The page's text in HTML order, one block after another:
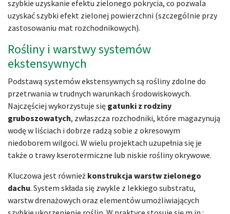
szybkie uzyskanie efektu zielonego pokrycia, co pozwala
uzyskać szybki efekt zielonej powierzchni (szczególnie przy
zastosowaniu mat rozchodnikowych).
Rośliny i warstwy systemów
ekstensywnych
Podstawą systemów ekstensywnych są rośliny zdolne do
przetrwania w trudnych warunkach środowiskowych.
Najczęściej wykorzystuje się gatunki z rodziny
gruboszowatych, zwłaszcza rozchodniki, które magazynują
wodę w liściach i dobrze radzą sobie z okresowym
niedoborem wilgoci. W wielu projektach uzupełnia się je
także o trawy kserotermiczne lub niskie rośliny okrywowe.
Kluczowa jest również konstrukcja warstw zielonego
dachu. System składa się zwykle z lekkiego substratu,
warstw drenażowych oraz elementów umożliwiających